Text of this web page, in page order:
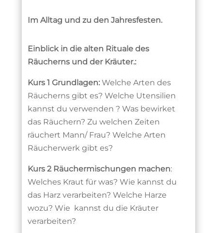
Im Alltag und zu den Jahresfesten.
Einblick in die alten Rituale des
Räucherns und der Kräuter.:
Kurs 1 Grundlagen:Welche Arten des
Räucherns gibt es? Welche Utensilien
kannst du verwenden ? Was bewirket
das Räuchern? Zu welchen Zeiten
räuchert Mann/ Frau? Welche Arten
Räucherwerk gibt es?
Kurs 2 Räuchermischungen machen:
Welches Kraut für was? Wie kannst du
das Harz verarbeiten? Welche Harze
wozu? Wie kannst du die Kräuter
verarbeiten?